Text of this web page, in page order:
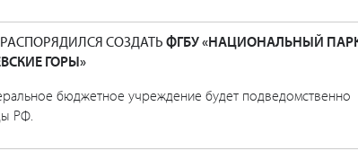
СОЗДАТЬ ФГБУ «НАЦИОНАЛЬНЫЙ
ГОРЫ»
бюджетное учреждение будет подведомственно
РФ.